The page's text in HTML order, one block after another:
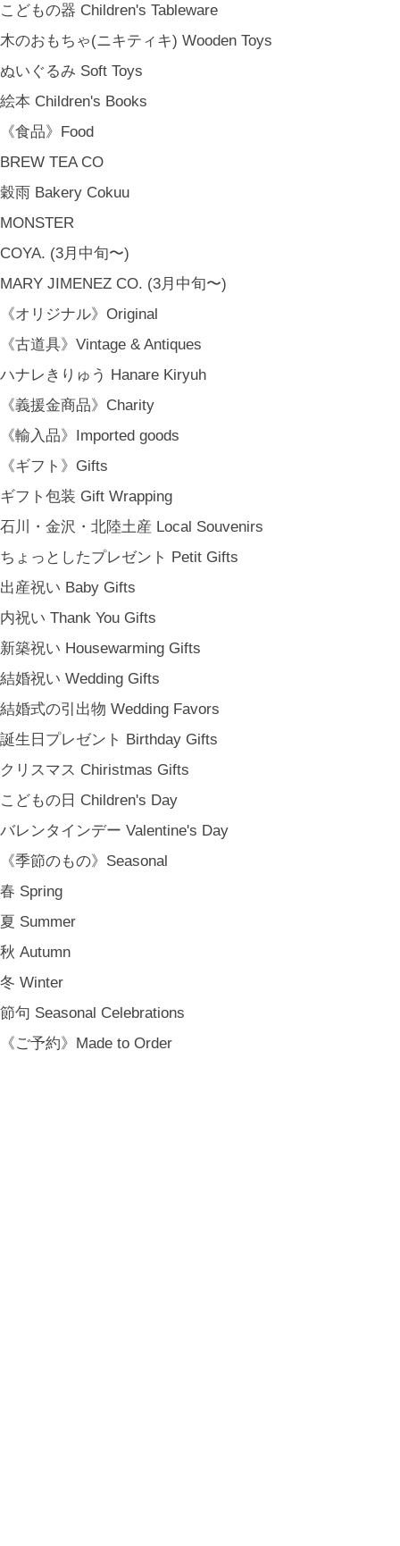
こどもの器 Children's Tableware
木のおもちゃ(ニキティキ) Wooden Toys
ぬいぐるみ Soft Toys
絵本 Children's Books
《食品》Food
BREW TEA CO
穀雨 Bakery Cokuu
MONSTER
COYA. (3月中旬〜)
MARY JIMENEZ CO. (3月中旬〜)
《オリジナル》Original
《古道具》Vintage & Antiques
ハナレきりゅう Hanare Kiryuh
《義援金商品》Charity
《輸入品》Imported goods
《ギフト》Gifts
ギフト包装 Gift Wrapping
石川・金沢・北陸土産 Local Souvenirs
ちょっとしたプレゼント Petit Gifts
出産祝い Baby Gifts
内祝い Thank You Gifts
新築祝い Housewarming Gifts
結婚祝い Wedding Gifts
結婚式の引出物 Wedding Favors
誕生日プレゼント Birthday Gifts
クリスマス Chiristmas Gifts
こどもの日 Children's Day
バレンタインデー Valentine's Day
《季節のもの》Seasonal
春 Spring
夏 Summer
秋 Autumn
冬 Winter
節句 Seasonal Celebrations
《ご予約》Made to Order
金沢・北陸で生まれたさまざまな作品を中心に、物語を宿し、使う人の
日常という大切な時間にそっと寄り添う品々をキュレート。それぞれの
美しさに、和と洋、OLD & NEW のインスピレーションを重ね、暮らし
カーサ・ルア] 石川県金沢市尾張町2-14-20 八百萬本舗 内 casa rua / A
RU / icca / icca nicca Home Page Production & Photos by rua., co. ltd
[ MENU ]
HOME
SHOPPING GUIDE
FAQ
BLOG
CONTACT
TOP
MY PAGE
[ MAIL MAGAZINE ]
登録
[ NOTICE ]
プライバシーポリシー
会員規約